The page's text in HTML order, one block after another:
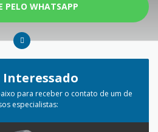
PELO WHATSAPP
Interessado
para receber o contato de um de
especialistas: